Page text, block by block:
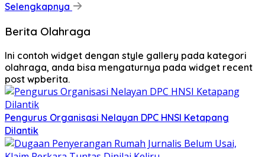
Selengkapnya
Berita Olahraga
Ini contoh widget dengan style gallery pada kategori
olahraga, anda bisa mengaturnya pada widget recent
post wpberita.
Pengurus Organisasi Nelayan DPC HNSI Ketapang
Dilantik